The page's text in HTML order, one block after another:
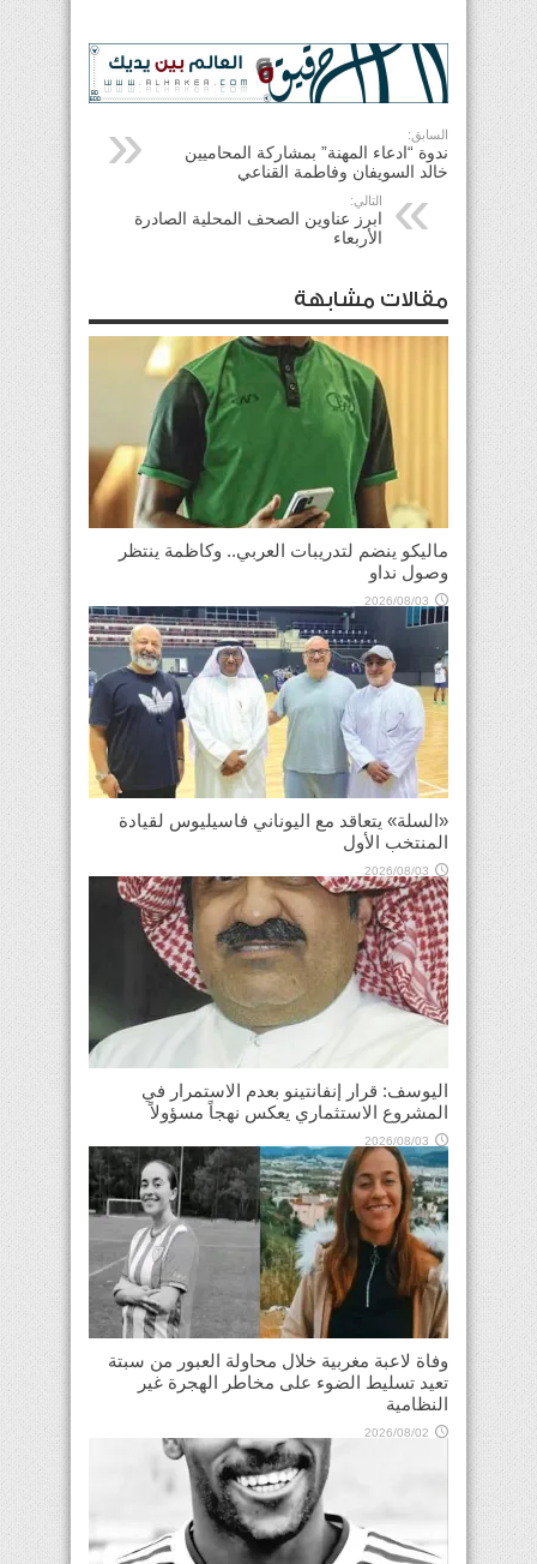
السابق:
ندوة “ادعاء المهنة” بمشاركة المحاميين
خالد السويفان وفاطمة القناعي
التالي:
ابرز عناوين الصحف المحلية الصادرة
الأربعاء
مقالات مشابهة
ماليكو ينضم لتدريبات العربي.. وكاظمة ينتظر
وصول نداو
2026/08/03
«السلة» يتعاقد مع اليوناني فاسيليوس لقيادة
المنتخب الأول
2026/08/03
اليوسف: قرار إنفانتينو بعدم الاستمرار في
المشروع الاستثماري يعكس نهجاً مسؤولاً
2026/08/03
وفاة لاعبة مغربية خلال محاولة العبور من سبتة
تعيد تسليط الضوء على مخاطر الهجرة غير
النظامية
2026/08/02